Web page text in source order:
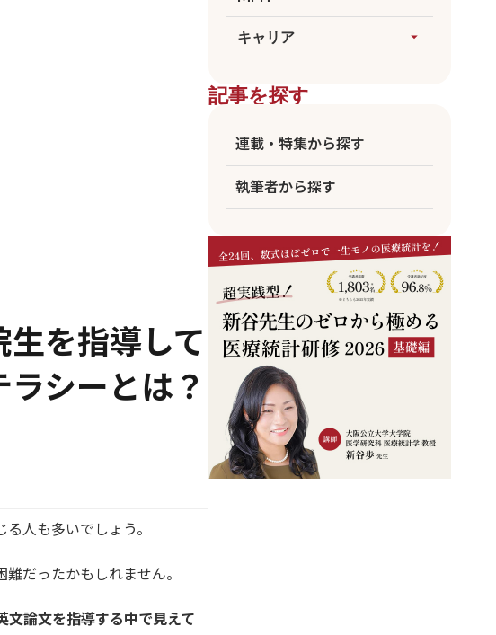
生を指導して
シーとは？
人も多いでしょう。
だったかもしれません。
文論文を指導する中で見えて
論文執筆
医療統計
臨床
ビジネス
すべてを見る
国公立MPH
京大MPH
キャリア arrow_drop_up
医師
看護師
リハビリ
アカデミア
企業職員
記事を探す
連載・特集から探す
執筆者から探す